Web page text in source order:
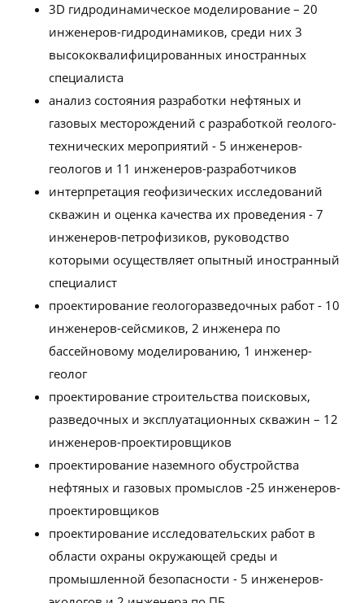
3D гидродинамическое моделирование – 20
инженеров-гидродинамиков, среди них 3
высококвалифицированных иностранных
специалиста
анализ состояния разработки нефтяных и
газовых месторождений с разработкой геолого-
технических мероприятий - 5 инженеров-
геологов и 11 инженеров-разработчиков
интерпретация геофизических исследований
скважин и оценка качества их проведения - 7
инженеров-петрофизиков, руководство
которыми осуществляет опытный иностранный
специалист
проектирование геологоразведочных работ - 10
инженеров-сейсмиков, 2 инженера по
бассейновому моделированию, 1 инженер-
геолог
проектирование строительства поисковых,
разведочных и эксплуатационных скважин – 12
инженеров-проектировщиков
проектирование наземного обустройства
нефтяных и газовых промыслов -25 инженеров-
проектировщиков
проектирование исследовательских работ в
области охраны окружающей среды и
промышленной безопасности - 5 инженеров-